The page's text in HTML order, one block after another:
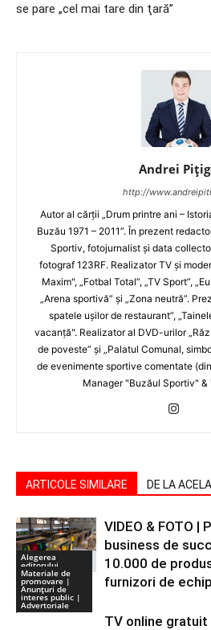
se pare „cel mai tare din ţară”
Andrei
http://
Autor al cărţii „Drum printre ani –
Buzău 1971 – 2011”. În prezent
Sportiv, fotojurnalist şi data
fotograf 123RF. Realizator TV şi
Maxim", „Fotbal Total”, „TV Sport”,
„Arena sportivă” şi „Zona neutră”.
spatele uşilor de restaurant”,
vacanţă". Realizator al DVD-urilor
de poveste” şi „Palatul Comunal,
de evenimente sportive comentate
Manager "Buzăul Sportiv" &
ARTICOLE SIMILARE DE LA
Alegerea
editorului
VIDEO & FOTO |
business de
10.000 de
furnizori de
Materiale de
promovare |
Anunţuri de
interes public |
Advertoriale
TV online gratuit